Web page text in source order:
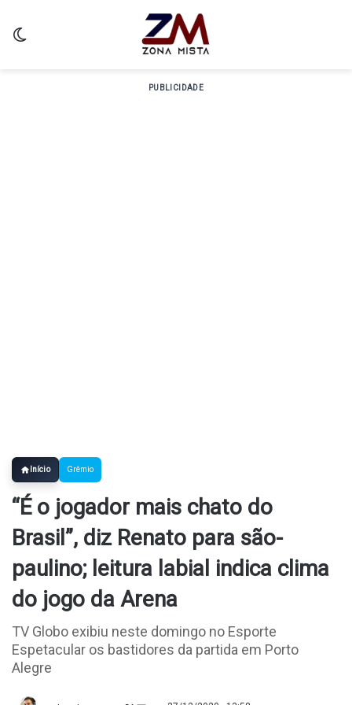
PUBLICIDADE
Início Grêmio
“É o jogador mais chato do
Brasil”, diz Renato para são-
paulino; leitura labial indica clima
do jogo da Arena
TV Globo exibiu neste domingo no Esporte
Espetacular os bastidores da partida em Porto
Alegre